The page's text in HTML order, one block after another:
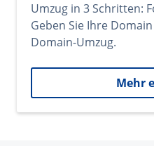
Umzug in 3 Schritten:
Geben Sie Ihre
Domain-Umzug.
Mehr